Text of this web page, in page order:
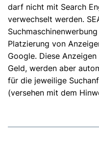
darf nicht mit Search
verwechselt werden.
Platzierung von
Google. Diese
Geld, werden aber
für die jeweilige
(versehen mit dem